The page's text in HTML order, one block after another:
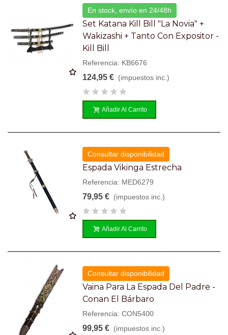
En stock, envío en 24/48h
Set Katana Kill Bill "La Novia" +
Wakizashi + Tanto Con Expositor -
Kill Bill
Referencia: KB6676
124,95 € (impuestos inc.)
Añadir Al Carrito
Consultar disponibilidad
Espada Vikinga Estrecha
Referencia: MED6279
79,95 € (impuestos inc.)
Añadir Al Carrito
Consultar disponibilidad
Vaina Para La Espada Del Padre -
Conan El Bárbaro
Referencia: CON5400
99,95 € (impuestos inc.)